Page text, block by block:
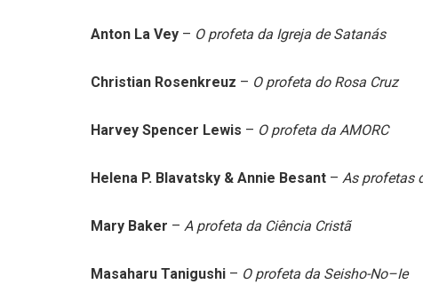
Anton La Vey – O profeta da Igreja de Satanás
Christian Rosenkreuz – O profeta do Rosa Cruz
Harvey Spencer Lewis – O profeta da AMORC
Helena P. Blavatsky & Annie Besant – As profetas
Mary Baker – A profeta da Ciência Cristã
Masaharu Tanigushi – O profeta da Seisho-No–Ie